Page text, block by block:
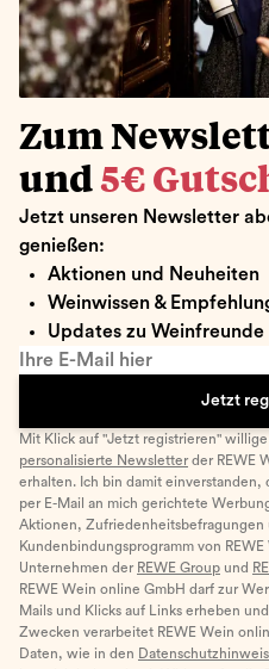
Zum
und 5€
Jetzt unseren Newsletter
genießen:
Aktionen und Neuheiten
Weinwissen &
Updates zu Weinfreunde
Ihre E-Mail hier
Jetzt
Mit Klick auf "Jetzt registrieren"
personalisierte Newsletter der REWE
erhalten. Ich bin damit einverstanden,
per E-Mail an mich gerichtete
Aktionen, Zufriedenheitsbefragungen
Kundenbindungsprogramm von
Unternehmen der REWE Group und
REWE Wein online GmbH darf zur
Mails und Klicks auf Links erheben
Zwecken verarbeitet REWE Wein
Daten, wie in den